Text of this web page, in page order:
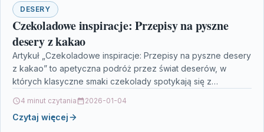
DESERY
Czekoladowe inspiracje: Przepisy na pyszne
desery z kakao
Artykuł „Czekoladowe inspiracje: Przepisy na pyszne desery
z kakao” to apetyczna podróż przez świat deserów, w
których klasyczne smaki czekolady spotykają się z
4 minut czytania 2026-01-04
Czytaj więcej